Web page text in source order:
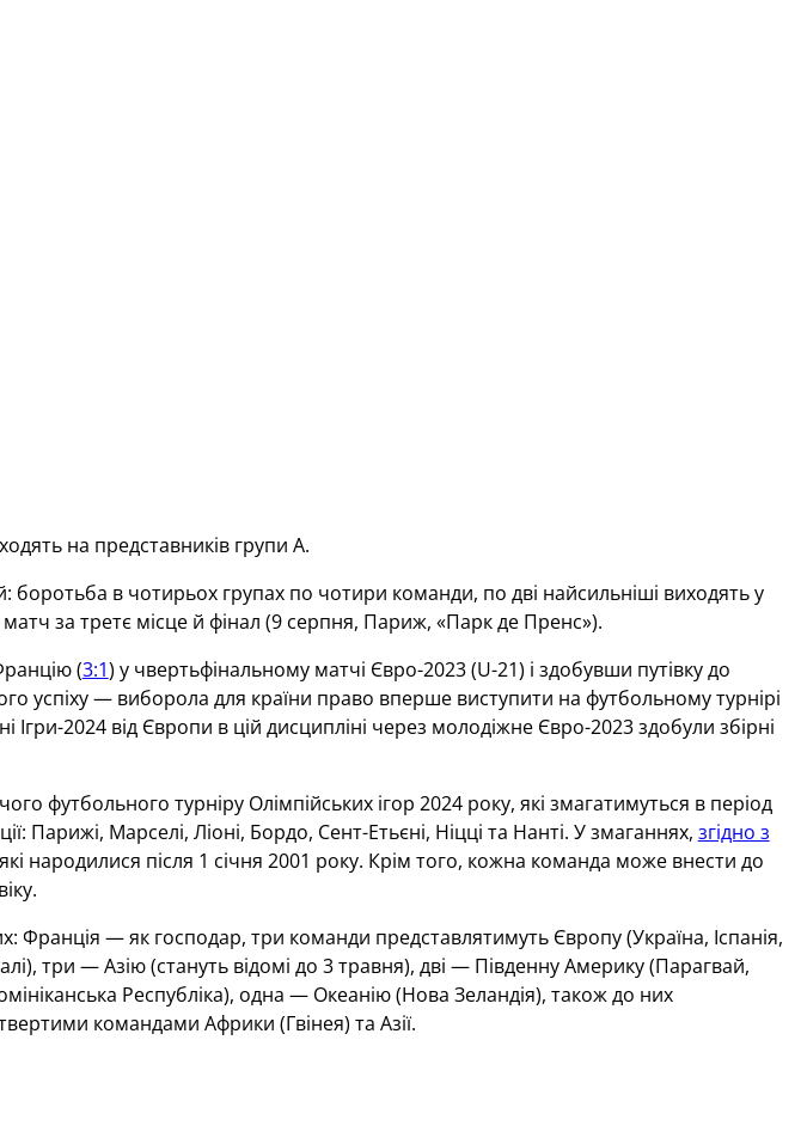
на представників групи А.
боротьба в чотирьох групах по чотири команди, по дві найсильніші виходять у
за третє місце й фінал (9 серпня, Париж, «Парк де Пренс»).
(3:1) у чвертьфінальному матчі Євро-2023 (U-21) і здобувши путівку до
успіху — виборола для країни право вперше виступити на футбольному турнірі
Ігри-2024 від Європи в цій дисципліні через молодіжне Євро-2023 здобули збірні
футбольного турніру Олімпійських ігор 2024 року, які змагатимуться в період
Парижі, Марселі, Ліоні, Бордо, Сент-Етьєні, Ніцці та Нанті. У змаганнях, згідно з
народилися після 1 січня 2001 року. Крім того, кожна команда може внести до
Франція — як господар, три команди представлятимуть Європу (Україна, Іспанія,
три — Азію (стануть відомі до 3 травня), дві — Південну Америку (Парагвай,
Республіка), одна — Океанію (Нова Зеландія), також до них
командами Африки (Гвінея) та Азії.